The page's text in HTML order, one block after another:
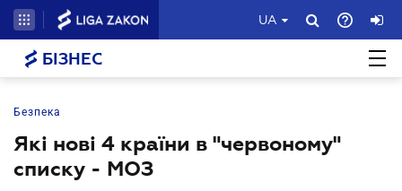
UA
БІЗНЕС
Безпека
Які нові 4 країни в "червоному"
списку - МОЗ